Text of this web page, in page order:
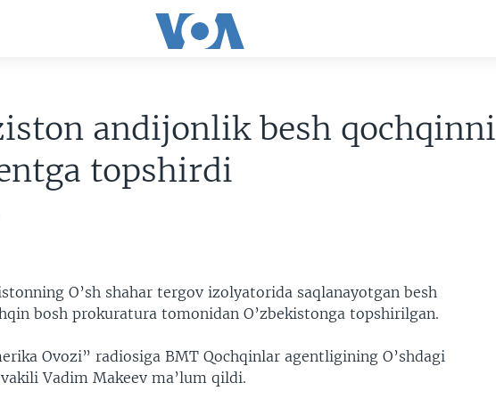
andijonlik besh qochqinni
topshirdi
O’sh shahar tergov izolyatorida saqlanayotgan besh
bosh prokuratura tomonidan O’zbekistonga topshirilgan.
Ovozi” radiosiga BMT Qochqinlar agentligining O’shdagi
Vadim Makeev ma’lum qildi.